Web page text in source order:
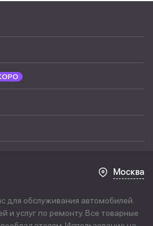
Москва
обслуживания автомобилей.
и услуг по ремонту. Все товарные